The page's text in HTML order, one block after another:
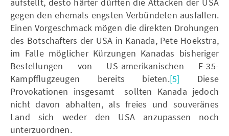
gegen den ehemals engsten Verbündeten ausfallen.
Einen Vorgeschmack mögen die direkten Drohungen
des Botschafters der USA in Kanada, Pete Hoekstra,
im Falle möglicher Kürzungen Kanadas bisheriger
Bestellungen von US-amerikanischen F-35-
Kampfflugzeugen bereits bieten.[5] Diese
Provokationen insgesamt sollten Kanada jedoch
nicht davon abhalten, als freies und souveränes
Land sich weder den USA anzupassen noch
unterzuordnen.